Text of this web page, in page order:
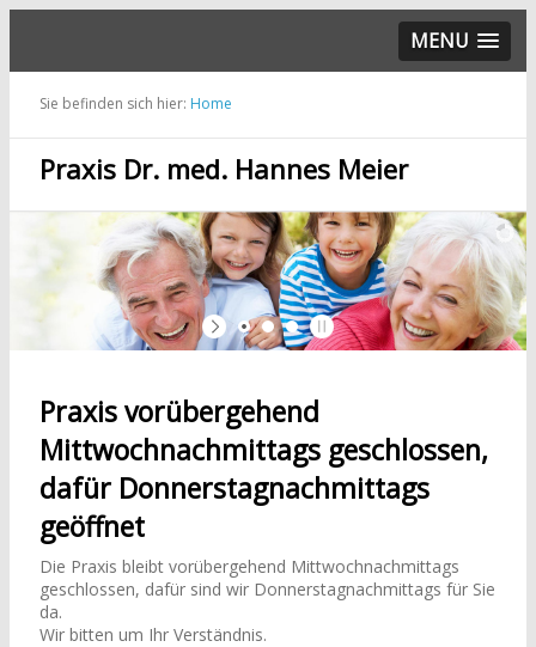
MENU
Sie befinden sich hier: Home
Praxis Dr. med. Hannes Meier
Praxis vorübergehend
Mittwochnachmittags geschlossen,
dafür Donnerstagnachmittags
geöffnet
Die Praxis bleibt vorübergehend Mittwochnachmittags
geschlossen, dafür sind wir Donnerstagnachmittags für Sie
da.
Wir bitten um Ihr Verständnis.